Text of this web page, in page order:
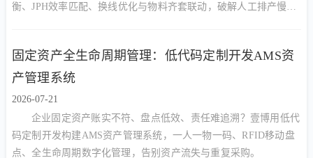
衡、JPH效率匹配、换线优化与物料齐套联动，破解人工排产慢、
固定资产全生命周期管理：低代码定制开发AMS资
产管理系统
2026-07-21
企业固定资产账实不符、盘点低效、责任难追溯？壹博用低代
码定制开发构建AMS资产管理系统，一人一物一码、RFID移动盘
点、全生命周期数字化管理，告别资产流失与重复采购。